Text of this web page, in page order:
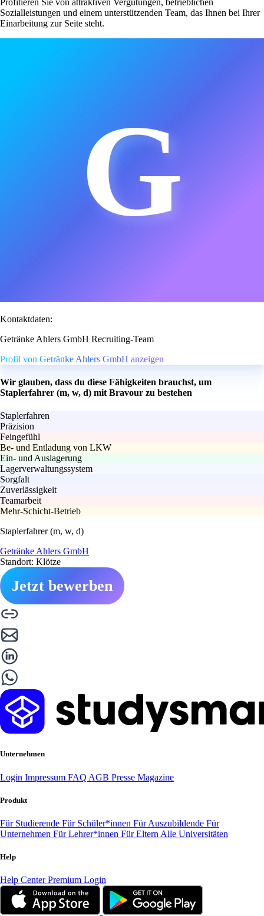
Sozialleistungen und einem unterstützenden Team, das Ihnen bei Ihrer
Einarbeitung zur Seite steht.
G
Kontaktdaten:
Getränke Ahlers GmbH Recruiting-Team
Profil von Getränke Ahlers GmbH anzeigen
Wir glauben, dass du diese Fähigkeiten brauchst, um
Staplerfahrer (m, w, d) mit Bravour zu bestehen
Staplerfahren
Präzision
Feingefühl
Be- und Entladung von LKW
Ein- und Auslagerung
Lagerverwaltungssystem
Sorgfalt
Zuverlässigkeit
Teamarbeit
Mehr-Schicht-Betrieb
Staplerfahrer (m, w, d)
Getränke Ahlers GmbH
Standort: Klötze
Jetzt bewerben
Unternehmen
Login Impressum FAQ AGB Presse Magazine
Produkt
Für Studierende Für Schüler*innen Für Auszubildende Für
Unternehmen Für Lehrer*innen Für Eltern Alle Universitäten
Help
Help CenterPremium Login